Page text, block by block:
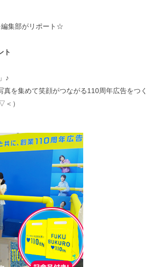
編集部がリポート☆
ト
♪
を集めて笑顔がつながる110周年広告をつく
＜）